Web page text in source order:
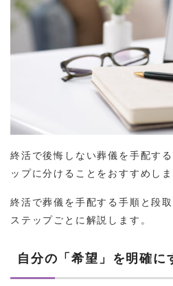
終活で後悔しない葬儀を手配す
ップに分けることをおすすめしま
終活で葬儀を手配する手順と段
ステップごとに解説します。
自分の「希望」を明確に